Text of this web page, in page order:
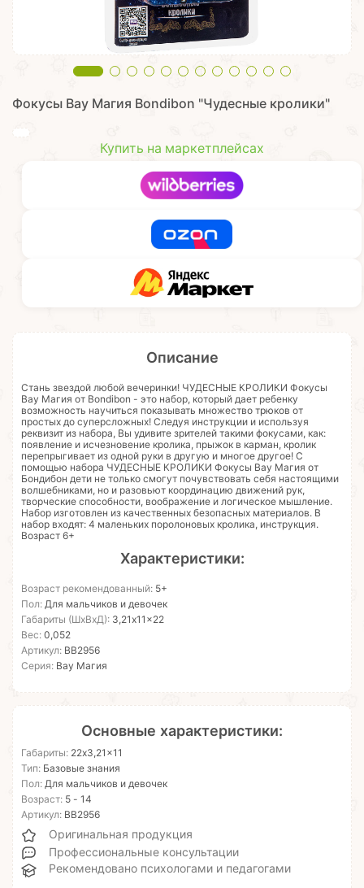
Фокусы Вау Магия Bondibon "Чудесные кролики"
Купить на маркетплейсах
Описание
Стань звездой любой вечеринки! ЧУДЕСНЫЕ КРОЛИКИ Фокусы
Вау Магия от Bondibon - это набор, который дает ребенку
возможность научиться показывать множество трюков от
простых до суперсложных! Следуя инструкции и используя
реквизит из набора, Вы удивите зрителей такими фокусами, как:
появление и исчезновение кролика, прыжок в карман, кролик
перепрыгивает из одной руки в другую и многое другое! С
помощью набора ЧУДЕСНЫЕ КРОЛИКИ Фокусы Вау Магия от
Бондибон дети не только смогут почувствовать себя настоящими
волшебниками, но и разовьют координацию движений рук,
творческие способности, воображение и логическое мышление.
Набор изготовлен из качественных безопасных материалов. В
набор входят: 4 маленьких поролоновых кролика, инструкция.
Возраст 6+
Характеристики:
Возраст рекомендованный: 5+
Пол: Для мальчиков и девочек
Габариты (ШхВхД): 3,21x11x22
Вес: 0,052
Артикул: ВВ2956
Серия: Вау Магия
Основные характеристики:
Габариты: 22x3,21x11
Тип: Базовые знания
Пол: Для мальчиков и девочек
Возраст: 5 - 14
Артикул: ВВ2956
Оригинальная продукция
Профессиональные консультации
Рекомендовано психологами и педагогами